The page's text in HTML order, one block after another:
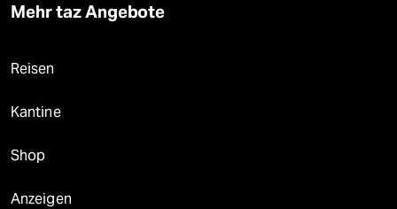
Mehr taz Angebote
Reisen
Kantine
Shop
Anzeigen